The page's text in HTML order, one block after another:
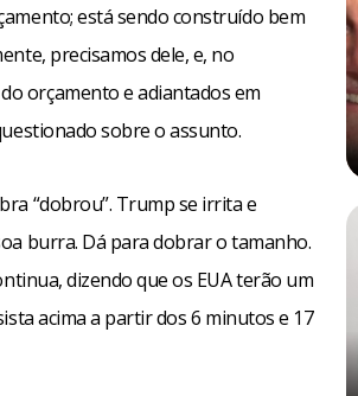
está sendo construído bem
precisamos dele, e, no
orçamento e adiantados em
sobre o assunto.
“dobrou”. Trump se irrita e
burra. Dá para dobrar o tamanho.
dizendo que os EUA terão um
acima a partir dos 6 minutos e 17